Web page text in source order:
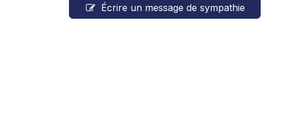
Écrire un message de sympathie